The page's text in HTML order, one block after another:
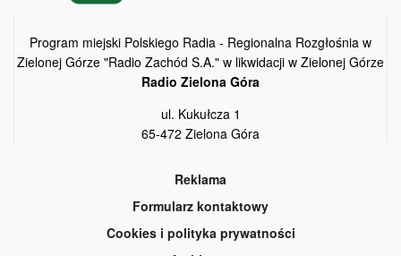
Program miejski Polskiego Radia - Regionalna Rozgłośnia w
Zielonej Górze "Radio Zachód S.A." w likwidacji w Zielonej Górze
Radio Zielona Góra
ul. Kukułcza 1
65-472 Zielona Góra
Reklama
Formularz kontaktowy
Cookies i polityka prywatności